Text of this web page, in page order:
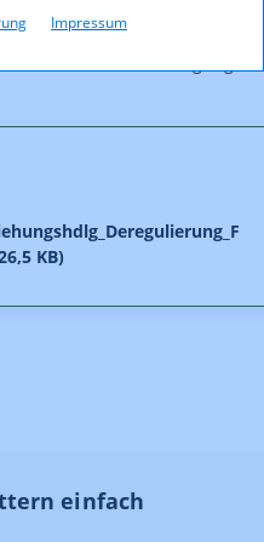
Impressum
RTR-GmbH veröffentlicht,
die
KB)
einfach